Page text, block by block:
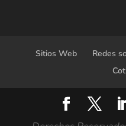
Sitios Web Redes